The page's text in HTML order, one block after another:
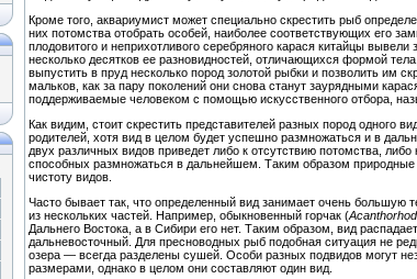
Кроме того, аквариумист может специально скрестить рыб
них потомства отобрать особей, наиболее соответствующих его
плодовитого и неприхотливого серебряного карася китайцы
несколько десятков ее разновидностей, отличающихся формой
выпустить в пруд несколько пород золотой рыбки и позволить им
мальков, как за пару поколений они снова станут заурядными
поддерживаемые человеком с помощью искусственного отбора,
Как видим, стоит скрестить представителей разных пород одного
родителей, хотя вид в целом будет успешно размножаться и в
двух различных видов приведет либо к отсутствию потомства,
способных размножаться в дальнейшем. Таким образом
чистоту видов.
Часто бывает так, что определенный вид занимает очень большую
из нескольких частей. Например, обыкновенный горчак (
Дальнего Востока, а в Сибири его нет. Таким образом, вид
дальневосточный. Для пресноводных рыб подобная ситуация не
озера — всегда разделены сушей. Особи разных подвидов могут
размерами, однако в целом они составляют один вид.